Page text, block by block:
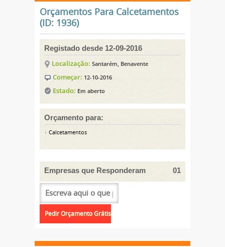
Orçamentos Para Calcetamentos
(ID: 1936)
Registado desde 12-09-2016
Localização: Santarém, Benavente
Começar: 12-10-2016
Estado: Em aberto
Orçamento para:
Calcetamentos
Empresas que Responderam 01